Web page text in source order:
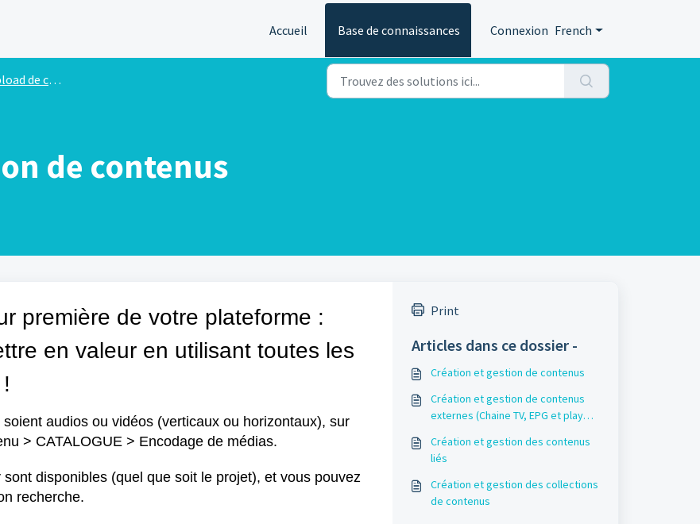
Accueil Base de connaissances Connexion French
contenus et livraison
de contenus
première de votre plateforme :
en valeur en utilisant toutes les
audios ou vidéos (verticaux ou horizontaux), sur
> CATALOGUE > Encodage de médias.
disponibles (quel que soit le projet), et vous pouvez
recherche.
Print
Articles dans ce dossier -
Création et gestion de contenus
Création et gestion de contenus
externes (Chaine TV, EPG et player
Création et gestion des contenus
liés
Création et gestion des collections
de contenus